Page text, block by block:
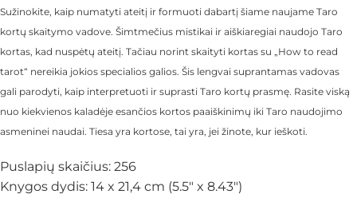
Sužinokite, kaip numatyti ateitį ir formuoti dabartį šiame naujame Taro
kortų skaitymo vadove. Šimtmečius mistikai ir aiškiaregiai naudojo Taro
kortas, kad nuspėtų ateitį. Tačiau norint skaityti kortas su „How to read
tarot“ nereikia jokios specialios galios. Šis lengvai suprantamas vadovas
gali parodyti, kaip interpretuoti ir suprasti Taro kortų prasmę. Rasite viską
nuo kiekvienos kaladėje esančios kortos paaiškinimų iki Taro naudojimo
asmeninei naudai. Tiesa yra kortose, tai yra, jei žinote, kur ieškoti.
Puslapių skaičius: 256
Knygos dydis: 14 x 21,4 cm (5.5″ x 8.43″)